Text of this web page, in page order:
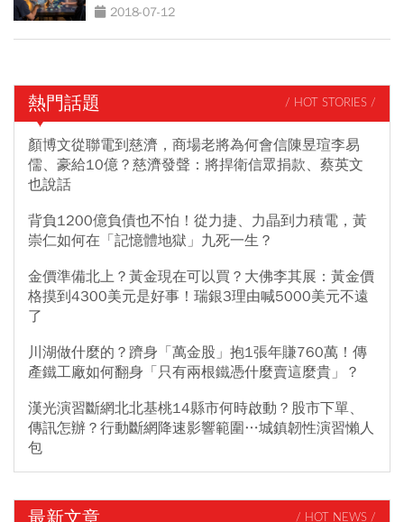
2018-07-12
熱門話題 / HOT STORIES /
顏博文從聯電到慈濟，商場老將為何會信陳昱瑄李易
儒、豪給10億？慈濟發聲：將捍衛信眾捐款、蔡英文
也說話
背負1200億負債也不怕！從力捷、力晶到力積電，黃
崇仁如何在「記憶體地獄」九死一生？
金價準備北上？黃金現在可以買？大佛李其展：黃金價
格摸到4300美元是好事！瑞銀3理由喊5000美元不遠
了
川湖做什麼的？躋身「萬金股」抱1張年賺760萬！傳
產鐵工廠如何翻身「只有兩根鐵憑什麼賣這麼貴」？
漢光演習斷網北北基桃14縣市何時啟動？股市下單、
傳訊怎辦？行動斷網降速影響範圍…城鎮韌性演習懶人
包
/ HOT NEWS /